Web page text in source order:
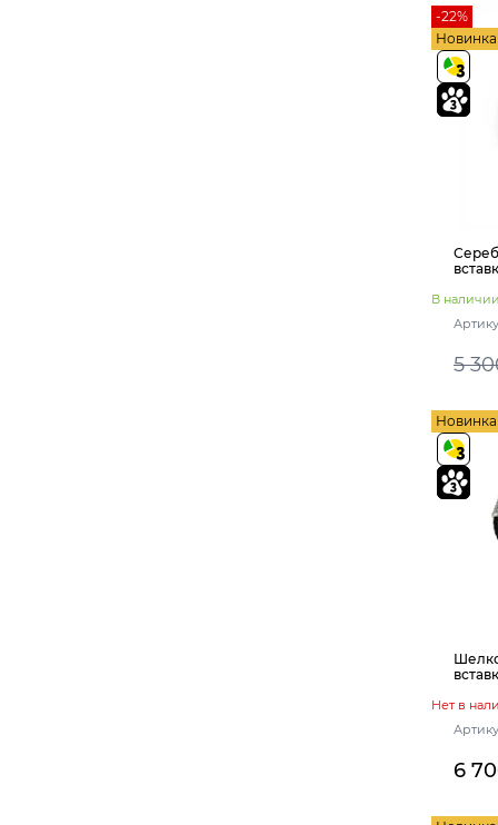
-22%
Новинка!
В наличии
5
Новинка!
Нет в
6